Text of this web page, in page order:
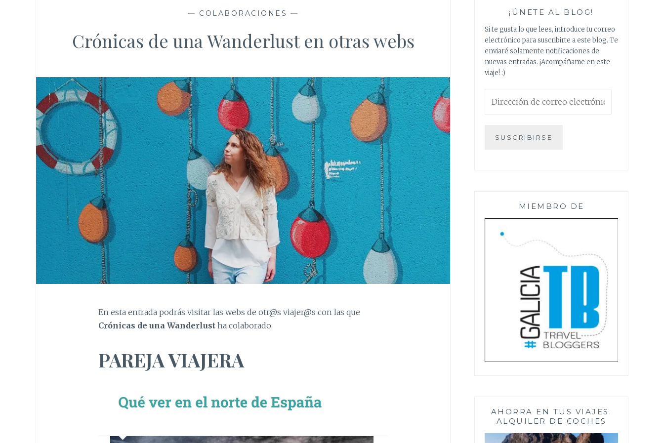
— COLABORACIONES —
Crónicas de una Wanderlust en otras webs
En esta entrada podrás visitar las webs de otr@s viajer@s con las que
Crónicas de una Wanderlustha colaborado.
PAREJA VIAJERA
¡ÚNETE AL BLOG!
Si te gusta lo que lees, introduce tu correo
electrónico para suscribirte a este blog. Te
enviaré solamente notificaciones de
nuevas entradas. ¡Acompáñame en este
viaje! :)
de
SUSCRIBIRSE
MIEMBRO DE
AHORRA EN TUS VIAJES.
ALQUILER DE COCHES